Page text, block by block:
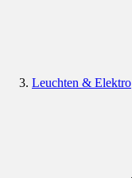
Leuchten & Elektro